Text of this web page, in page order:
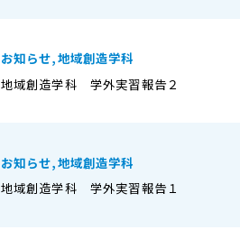
お知らせ,地域創造学科
地域創造学科 学外実習報告２
お知らせ,地域創造学科
地域創造学科 学外実習報告１